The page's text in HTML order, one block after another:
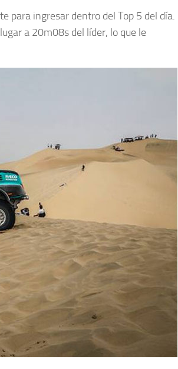
para ingresar dentro del Top 5 del día.
a 20m08s del líder, lo que le